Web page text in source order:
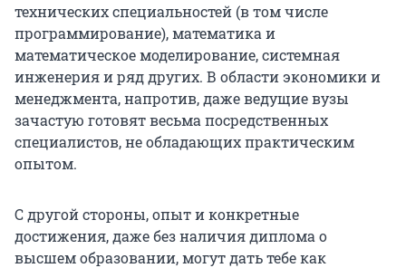
технических специальностей (в том числе
программирование), математика и
математическое моделирование, системная
инженерия и ряд других. В области экономики и
менеджмента, напротив, даже ведущие вузы
зачастую готовят весьма посредственных
специалистов, не обладающих практическим
опытом.
С другой стороны, опыт и конкретные
достижения, даже без наличия диплома о
высшем образовании, могут дать тебе как